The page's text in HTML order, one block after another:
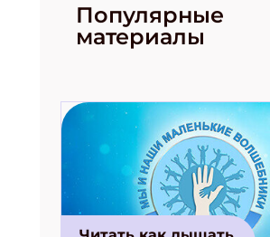
Популярные
материалы